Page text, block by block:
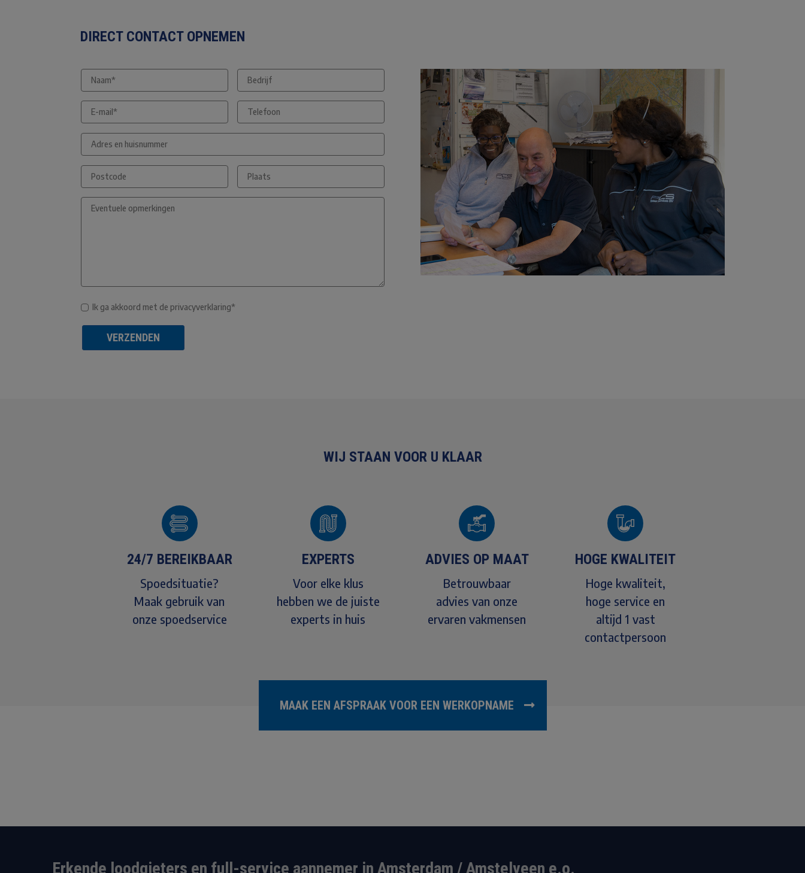
DIRECT CONTACT OPNEMEN
Ik ga akkoord met de privacyverklaring*
VERZENDEN
WIJ STAAN VOOR U KLAAR
24/7 BEREIKBAAR
Spoedsituatie?
Maak gebruik van
onze spoedservice
EXPERTS
Voor elke klus
hebben we de juiste
experts in huis
ADVIES OP MAAT
Betrouwbaar
advies van onze
ervaren vakmensen
HOGE KWALITEIT
Hoge kwaliteit,
hoge service en
altijd 1 vast
contactpersoon
MAAK EEN AFSPRAAK VOOR EEN WERKOPNAME
Erkende loodgieters en full-service aannemer in Amsterdam / Amstelveen e.o.